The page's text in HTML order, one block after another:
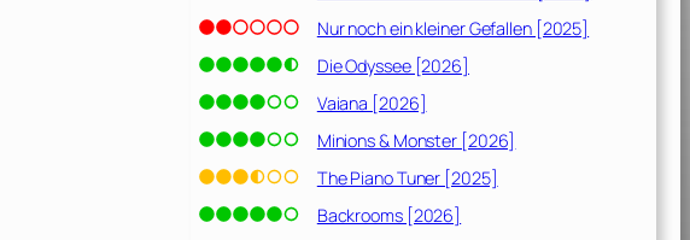
Nur noch ein kleiner Gefallen [2025]
Die Odyssee [2026]
Vaiana [2026]
Minions & Monster [2026]
The Piano Tuner [2025]
Backrooms [2026]